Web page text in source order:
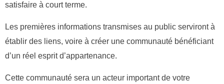
satisfaire à court terme.
Les premières informations transmises au public serviront à
établir des liens, voire à créer une communauté bénéficiant
d’un réel esprit d’appartenance.
Cette communauté sera un acteur important de votre